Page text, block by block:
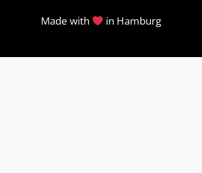
Made with in Hamburg